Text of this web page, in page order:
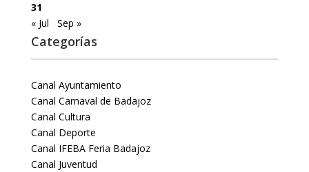
31
« Jul
Sep »
Categorías
Canal Ayuntamiento
Canal Carnaval de Badajoz
Canal Cultura
Canal Deporte
Canal IFEBA Feria Badajoz
Canal Juventud